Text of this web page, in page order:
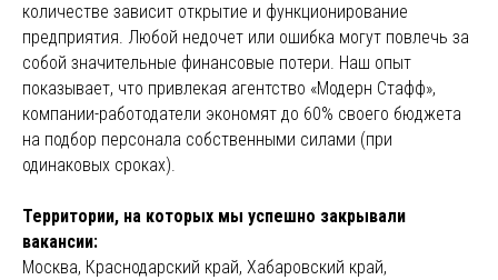
количестве зависит открытие и функционирование
предприятия. Любой недочет или ошибка могут повлечь за
собой значительные финансовые потери. Наш опыт
показывает, что привлекая агентство «Модерн Стафф»,
компании-работодатели экономят до 60% своего бюджета
на подбор персонала собственными силами (при
одинаковых сроках).
Территории, на которых мы успешно закрывали
вакансии:
Москва, Краснодарский край, Хабаровский край,